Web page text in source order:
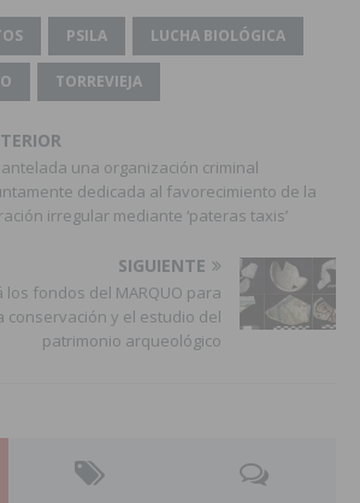
PSILA LUCHA BIOLÓGICA
TORREVIEJA
una organización criminal
dedicada al favorecimiento de la
irregular mediante ‘pateras taxis’
SIGUIENTE
fondos del MARQUO para
conservación y el estudio del
patrimonio arqueológico